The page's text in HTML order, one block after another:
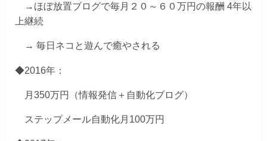
→ほぼ放置ブログで毎月２０～６０万円の報酬 4年以
上継続
→ 毎日ネコと遊んで癒やされる
◆2016年：
月350万円（情報発信＋自動化ブログ）
ステップメール自動化月100万円